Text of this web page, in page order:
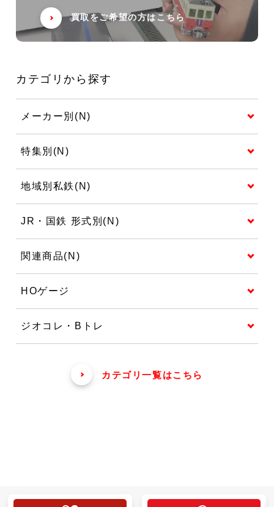
買取をご希望の方はこちら
カテゴリから探す
メーカー別(N)
特集別(N)
地域別私鉄(N)
JR・国鉄 形式別(N)
関連商品(N)
HOゲージ
ジオコレ・Bトレ
カテゴリ一覧はこちら